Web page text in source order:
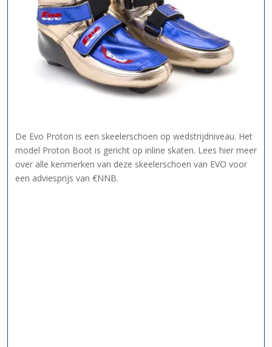
De Evo Proton is een skeelerschoen op wedstrijdniveau. Het
model Proton Boot is gericht op inline skaten. Lees hier meer
over alle kenmerken van deze skeelerschoen van EVO voor
een adviesprijs van €NNB.